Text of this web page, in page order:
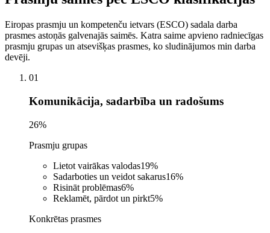
Eiropas prasmju un kompetenču ietvars (ESCO) sadala darba
prasmes astoņās galvenajās saimēs. Katra saime apvieno radniecīgas
prasmju grupas un atsevišķas prasmes, ko sludinājumos min darba
devēji.
01
Komunikācija, sadarbība un radošums
26%
Prasmju grupas
Lietot vairākas valodas19%
Sadarboties un veidot sakarus16%
Risināt problēmas6%
Reklamēt, pārdot un pirkt5%
Konkrētas prasmes